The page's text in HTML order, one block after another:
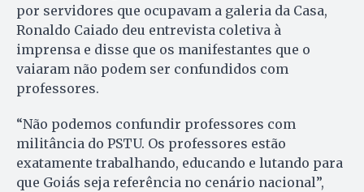
por servidores que ocupavam a galeria da Casa,
Ronaldo Caiado deu entrevista coletiva à
imprensa e disse que os manifestantes que o
vaiaram não podem ser confundidos com
professores.
“Não podemos confundir professores com
militância do PSTU. Os professores estão
exatamente trabalhando, educando e lutando para
que Goiás seja referência no cenário nacional”,